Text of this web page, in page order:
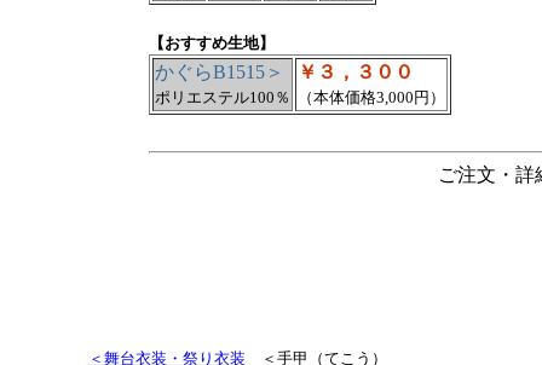
【おすすめ生地】
かぐらB1515＞
ポリエステル100％
￥３，３００
（本体価格3,000円）
ご注文・詳
＜舞台衣装・祭り衣装 ＜手甲（てこう）